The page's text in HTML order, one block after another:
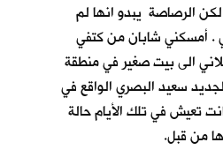
الرصاصة يبدو انها لم
شابان من كتفي
الى بيت صغير في منطقة
سعيد البصريالواقع في
تعيش في تلك الأيام حالة
من قبل.